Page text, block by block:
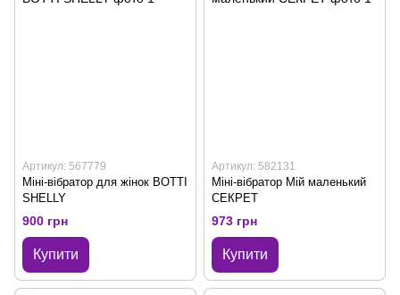
Артикул: 567779
Міні-вібратор для жінок BOTTI
SHELLY
900 грн
Купити
Артикул: 582131
Міні-вібратор Мій маленький
СЕКРЕТ
973 грн
Купити